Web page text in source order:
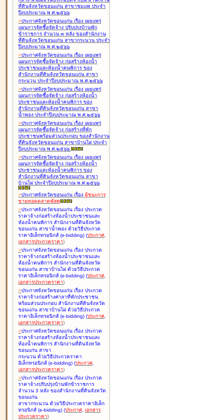
ที่ดินจังหวัดขอนแก่น สาขาชุมแพ ประจำ
ปีงบประมาณ พ.ศ.๒๕๖๖
>ประกาศจังหวัดขอนแก่น เรื่อง เผยแพร่
แผนการจัดซื้อจัดจ้าง ปรับปรุงบ้านพัก
ข้าราชการ จำนวน ๓ หลัง ของสำนักงาน
ที่ดินจังหวัดขอนแก่น สาขากระนวน ประจำ
ปีงบประมาณ พ.ศ.๒๕๖๖
>ประกาศจังหวัดขอนแก่น เรื่อง เผยแพร่
แผนการจัดซื้อจัดจ้าง ก่อสร้างห้องน้ำ
ประชาชนและห้องน้ำคนพิการ ของ
สำนักงานที่ดินจังหวัดขอนแก่น สาขา
กระนวน ประจำปีงบประมาณ พ.ศ.๒๕๖๖
>ประกาศจังหวัดขอนแก่น เรื่อง เผยแพร่
แผนการจัดซื้อจัดจ้าง ก่อสร้างห้องน้ำ
ประชาชนและห้องน้ำคนพิการ ของ
สำนักงานที่ดินจังหวัดขอนแก่น สาขา
น้ำพอง ประจำปีงบประมาณ พ.ศ.๒๕๖๖
>ประกาศจังหวัดขอนแก่น เรื่อง เผยแพร่
แผนการจัดซื้อจัดจ้าง ก่อสร้างที่พัก
ประชาชนพร้อมส่วนประกอบ ของสำนักงาน
ที่ดินจังหวัดขอนแก่น สาขาบ้านไผ่ ประจำ
ปีงบประมาณ พ.ศ.๒๕๖๖
>ประกาศจังหวัดขอนแก่น เรื่อง เผยแพร่
แผนการจัดซื้อจัดจ้าง ก่อสร้างห้องน้ำ
ประชาชนและห้องน้ำคนพิการ ของ
สำนักงานที่ดินจังหวัดขอนแก่น สาขา
บ้านไผ่ ประจำปีงบประมาณ พ.ศ.๒๕๖๖
>ประกาศจังหวัดขอนแก่น เรื่อง ผู้ชนะการ
ขายทอดตลาดพัสดุ
>ประกาศจังหวัดขอนแก่น เรื่อง ประกวด
ราคาจ้างก่อสร้างห้องน้ำประชาชนและ
ห้องน้ำคนพิการ สำนักงานที่ดินจังหวัด
ขอนแก่น สาขาน้ำพอง ด้วยวิธีประกวด
ราคาอิเล็กทรอนิกส์ (e-bidding) (ประกาศ,
เอกสารประกวดราคา)
>ประกาศจังหวัดขอนแก่น เรื่อง ประกวด
ราคาจ้างก่อสร้างห้องน้ำประชาชนและ
ห้องน้ำคนพิการ สำนักงานที่ดินจังหวัด
ขอนแก่น สาขาบ้านไผ่ ด้วยวิธีประกวด
ราคาอิเล็กทรอนิกส์ (e-bidding) (ประกาศ,
เอกสารประกวดราคา)
>ประกาศจังหวัดขอนแก่น เรื่อง ประกวด
ราคาจ้างก่อสร้างศาลาที่พักประชาชน
พร้อมส่วนประกอบ สำนักงานที่ดินจังหวัด
ขอนแก่น สาขาบ้านไผ่ ด้วยวิธีประกวด
ราคาอิเล็กทรอนิกส์ (e-bidding) (ประกาศ,
เอกสารประกวดราคา)
>ประกาศจังหวัดขอนแก่น เรื่อง ประกวด
ราคาจ้างก่อสร้างห้องน้ำประชาชนและ
ห้องน้ำคนพิการ สำนักงานที่ดินจังหวัด
ขอนแก่น สาขา
กระนวน ด้วยวิธีประกวดราคา
อิเล็กทรอนิกส์ (e-bidding) (ประกาศ,
เอกสารประกวดราคา)
>ประกาศจังหวัดขอนแก่น เรื่อง ประกวด
ราคาจ้างปรับปรุงบ้านพักข้าราชการ
จำนวน 3 หลัง ของสำนักงานที่ดินจังหวัด
ขอนแก่น
สาขากระนวน ด้วยวิธีประกวดราคาอิเล็ก
ทรอนิกส์ (e-bidding) (ประกาศ, เอกสาร
ประกวดราคา)